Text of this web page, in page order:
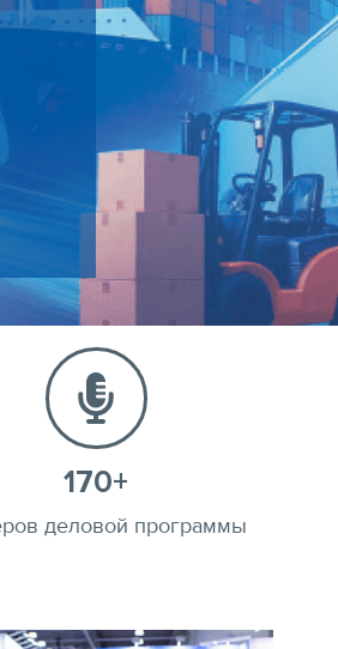
170+
деловой программы